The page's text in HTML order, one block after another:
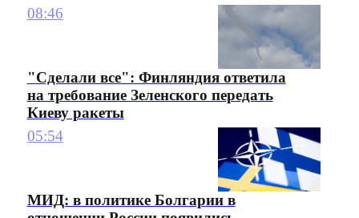
08:46
"Сделали все": Финляндия ответила
на требование Зеленского передать
Киеву ракеты
05:54
МИД: в политике Болгарии в